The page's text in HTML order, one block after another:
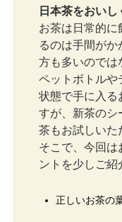
日本茶をおいし
お茶は日常的に
るのは手間がか
方も多いのでは
ペットボトルや
状態で手に入る
すが、新茶のシ
茶もお試しいた
そこで、今回は
ントを少しご紹
正しいお茶の